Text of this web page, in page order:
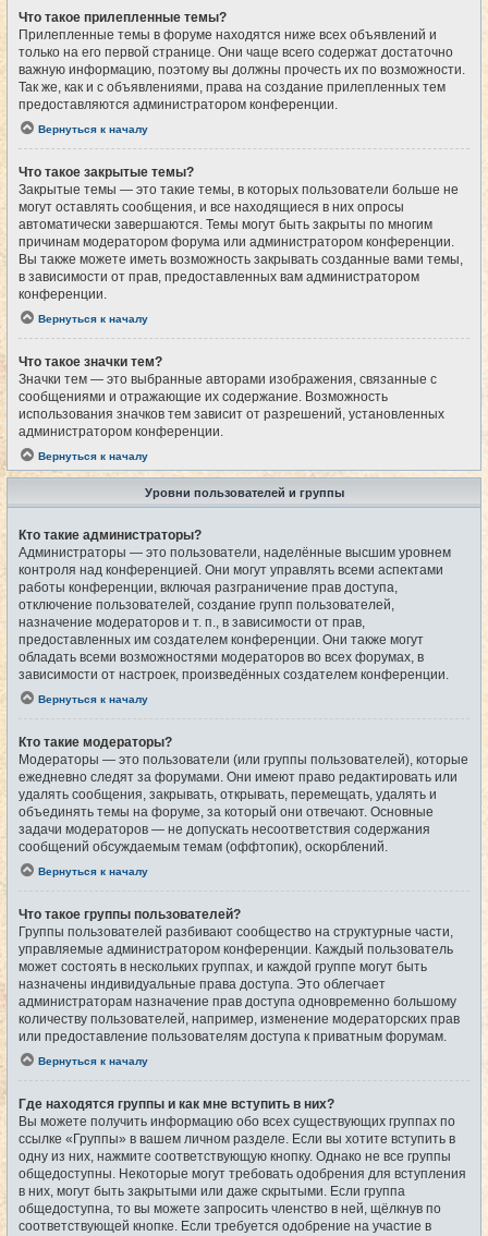
Что такое прилепленные темы?
Прилепленные темы в форуме находятся ниже всех объявлений и
только на его первой странице. Они чаще всего содержат достаточно
важную информацию, поэтому вы должны прочесть их по возможности.
Так же, как и с объявлениями, права на создание прилепленных тем
предоставляются администратором конференции.
Вернуться к началу
Что такое закрытые темы?
Закрытые темы — это такие темы, в которых пользователи больше не
могут оставлять сообщения, и все находящиеся в них опросы
автоматически завершаются. Темы могут быть закрыты по многим
причинам модератором форума или администратором конференции.
Вы также можете иметь возможность закрывать созданные вами темы,
в зависимости от прав, предоставленных вам администратором
конференции.
Вернуться к началу
Что такое значки тем?
Значки тем — это выбранные авторами изображения, связанные с
сообщениями и отражающие их содержание. Возможность
использования значков тем зависит от разрешений, установленных
администратором конференции.
Вернуться к началу
Уровни пользователей и группы
Кто такие администраторы?
Администраторы — это пользователи, наделённые высшим уровнем
контроля над конференцией. Они могут управлять всеми аспектами
работы конференции, включая разграничение прав доступа,
отключение пользователей, создание групп пользователей,
назначение модераторов и т. п., в зависимости от прав,
предоставленных им создателем конференции. Они также могут
обладать всеми возможностями модераторов во всех форумах, в
зависимости от настроек, произведённых создателем конференции.
Вернуться к началу
Кто такие модераторы?
Модераторы — это пользователи (или группы пользователей), которые
ежедневно следят за форумами. Они имеют право редактировать или
удалять сообщения, закрывать, открывать, перемещать, удалять и
объединять темы на форуме, за который они отвечают. Основные
задачи модераторов — не допускать несоответствия содержания
сообщений обсуждаемым темам (оффтопик), оскорблений.
Вернуться к началу
Что такое группы пользователей?
Группы пользователей разбивают сообщество на структурные части,
управляемые администратором конференции. Каждый пользователь
может состоять в нескольких группах, и каждой группе могут быть
назначены индивидуальные права доступа. Это облегчает
администраторам назначение прав доступа одновременно большому
количеству пользователей, например, изменение модераторских прав
или предоставление пользователям доступа к приватным форумам.
Вернуться к началу
Где находятся группы и как мне вступить в них?
Вы можете получить информацию обо всех существующих группах по
ссылке «Группы» в вашем личном разделе. Если вы хотите вступить в
одну из них, нажмите соответствующую кнопку. Однако не все группы
общедоступны. Некоторые могут требовать одобрения для вступления
в них, могут быть закрытыми или даже скрытыми. Если группа
общедоступна, то вы можете запросить членство в ней, щёлкнув по
соответствующей кнопке. Если требуется одобрение на участие в